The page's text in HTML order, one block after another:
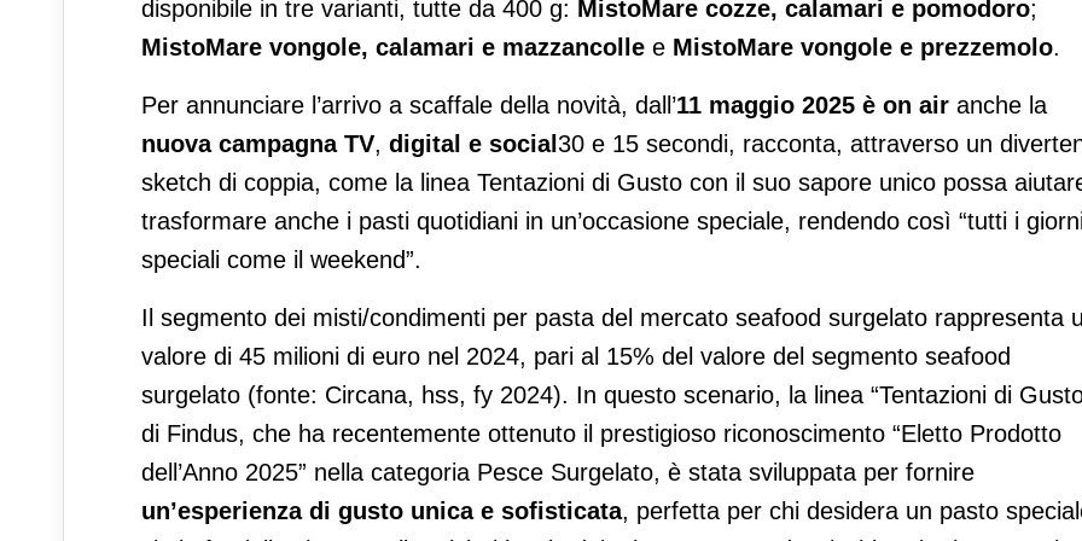
disponibile in tre varianti, tutte da 400 g: MistoMare cozze, calamari e pomodoro;
MistoMare vongole, calamari e mazzancolle e MistoMare vongole e prezzemolo
Per annunciare l’arrivo a scaffale della novità, dall’11 maggio 2025 è on air anche la
nuova campagna TV, digital e social 30 e 15 secondi, racconta, attraverso un
sketch di coppia, come la linea Tentazioni di Gusto con il suo sapore unico possa
trasformare anche i pasti quotidiani in un’occasione speciale, rendendo così “tutti i
speciali come il weekend”.
Il segmento dei misti/condimenti per pasta del mercato seafood surgelato rappresenta
valore di 45 milioni di euro nel 2024, pari al 15% del valore del segmento seafood
surgelato (fonte: Circana, hss, fy 2024). In questo scenario, la linea “Tentazioni di
di Findus, che ha recentemente ottenuto il prestigioso riconoscimento “Eletto Prodotto
dell’Anno 2025” nella categoria Pesce Surgelato, è stata sviluppata per fornire
un’esperienza di gusto unica e sofisticata, perfetta per chi desidera un pasto